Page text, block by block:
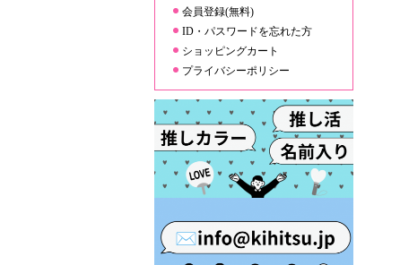
会員登録(無料)
ID・パスワードを忘れた方
ショッピングカート
プライバシーポリシー